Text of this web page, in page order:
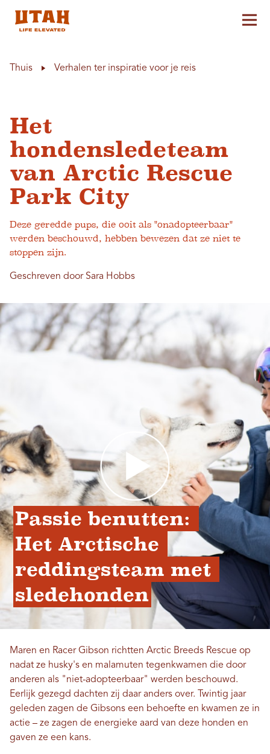
Thuis Verhalen ter inspiratie voor je reis
Het
hondensledeteam
van Arctic Rescue
Park City
Deze geredde pups, die ooit als "onadopteerbaar"
werden beschouwd, hebben bewezen dat ze niet te
stoppen zijn.
Geschreven door Sara Hobbs
Passie benutten:
Het Arctische
reddingsteam met
sledehonden
Maren en Racer Gibson richtten Arctic Breeds Rescue op
nadat ze husky's en malamuten tegenkwamen die door
anderen als "niet-adopteerbaar" werden beschouwd.
Eerlijk gezegd dachten zij daar anders over. Twintig jaar
geleden zagen de Gibsons een behoefte en kwamen ze in
actie – ze zagen de energieke aard van deze honden en
gaven ze een kans.